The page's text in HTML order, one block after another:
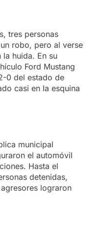
tres personas
robo, pero al verse
huida. En su
Ford Mustang
0 del estado de
casi en la esquina
municipal
el automóvil
Hasta el
detenidas,
lograron